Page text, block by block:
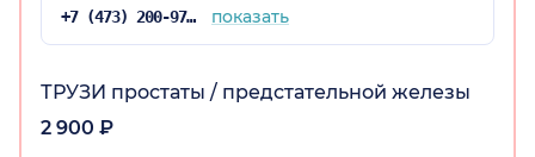
+7 (473) 200-97-34 показать
ТРУЗИ простаты / предстательной железы
2 900 ₽